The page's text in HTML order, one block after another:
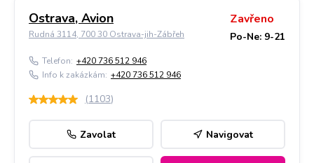
Ostrava, Avion
Rudná 3114, 700 30 Ostrava-jih-Zábřeh
Zavřeno
Po-Ne: 9-21
Telefon: +420 736 512 946
Info k zakázkám: +420 736 512 946
(1103)
Zavolat Navigovat